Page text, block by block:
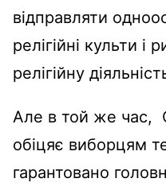
відправляти
релігійні культи і
релігійну
Але в той же час,
обіцяє виборцям
гарантовано